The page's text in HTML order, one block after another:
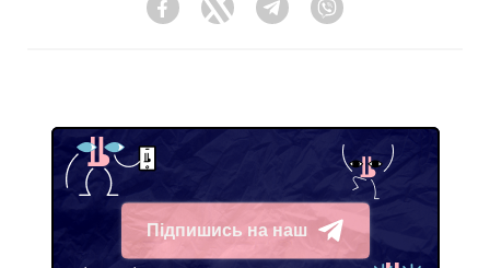
FacebookTwitter Telegram
Підпишись на наш
Telegram